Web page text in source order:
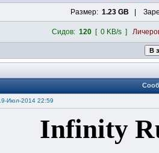
Размер: 1.23 GB |
Сидов: 120[ 0 KB/s ]
Июл-2014 22:59
Infinity